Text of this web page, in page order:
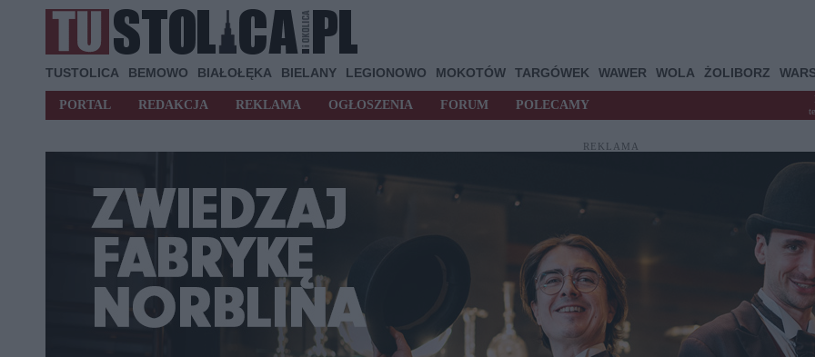
TUSTOLICA BEMOWO BIAŁOŁĘKA BIELANY LEGIONOWO MOKOTÓW TARGÓWEK WAWER WOLA ŻOLIBORZ
PORTAL REDAKCJA REKLAMA OGŁOSZENIA FORUM POLECAMY
REKLAMA